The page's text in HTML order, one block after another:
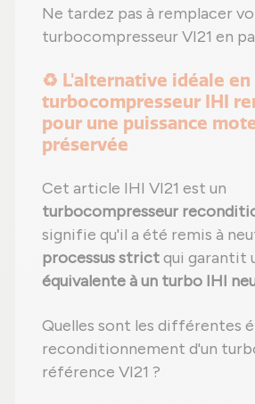
Ne tardez pas à remplacer
turbocompresseur VI21 en
♻️ L'alternative idéale en
turbocompresseur IHI
pour une puissance
préservée
Cet article IHI VI21 est un
turbocompresseur
signifie qu'il a été remis à
processus strictqui garantit
équivalente à un turbo IHI
Quelles sont les différentes
reconditionnement d'un
référence VI21 ?